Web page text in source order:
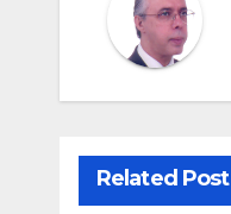
Related Post